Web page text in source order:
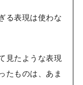
る表現は使わな
見たような表現
たものは、あま